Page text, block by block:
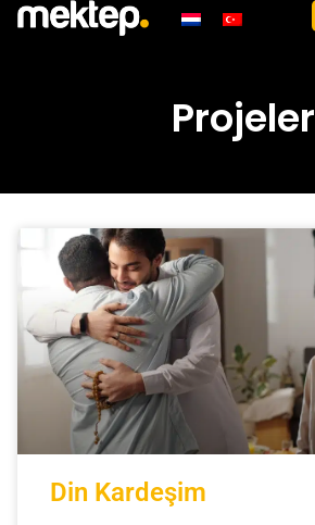
Projeler
Din Kardeşim